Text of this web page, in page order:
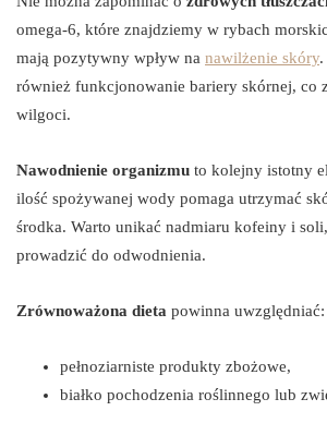
omega-6, które znajdziemy w rybach
mają pozytywny wpływ na nawilżenie skóry
również funkcjonowanie bariery skórnej, co
wilgoci.
Nawodnienie organizmu to kolejny istotny
ilość spożywanej wody pomaga utrzymać
środka. Warto unikać nadmiaru kofeiny i
prowadzić do odwodnienia.
Zrównoważona dieta powinna uwzględniać:
pełnoziarniste produkty zbożowe,
białko pochodzenia roślinnego lub